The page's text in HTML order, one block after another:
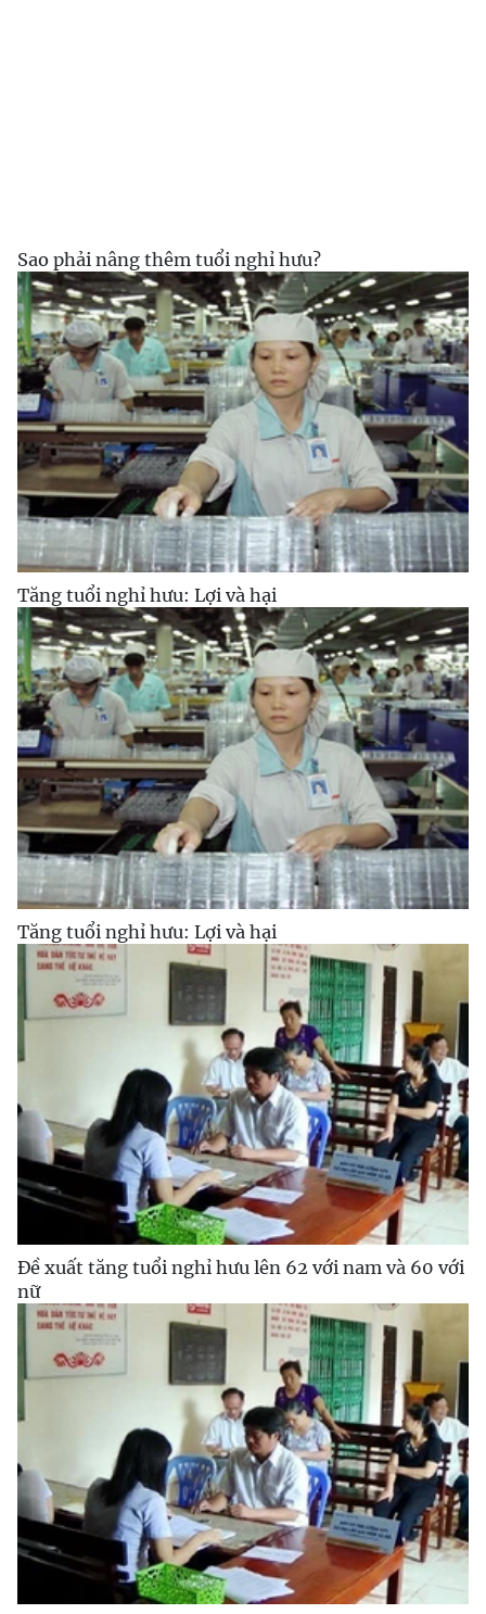
Sao phải nâng thêm tuổi nghỉ hưu?
Tăng tuổi nghỉ hưu: Lợi và hại
Tăng tuổi nghỉ hưu: Lợi và hại
Đề xuất tăng tuổi nghỉ hưu lên 62 với nam và 60 với
nữ